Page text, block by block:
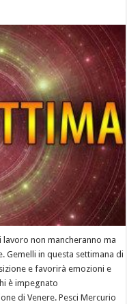
non mancheranno ma
Gemelli in questa settimana di
e favorirà emozioni e
è impegnato
di Venere. Pesci Mercurio